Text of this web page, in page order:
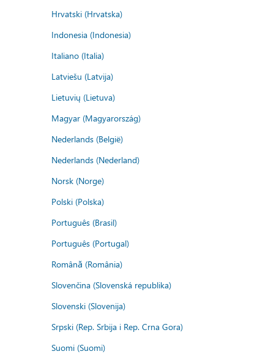
Hrvatski (Hrvatska)
Indonesia (Indonesia)
Italiano (Italia)
Latviešu (Latvija)
Lietuvių (Lietuva)
Magyar (Magyarország)
Nederlands (België)
Nederlands (Nederland)
Norsk (Norge)
Polski (Polska)
Português (Brasil)
Português (Portugal)
Română (România)
Slovenčina (Slovenská republika)
Slovenski (Slovenija)
Srpski (Rep. Srbija i Rep. Crna Gora)
Suomi (Suomi)